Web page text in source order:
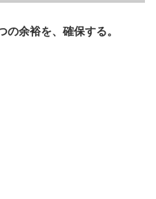
余裕を、確保する。